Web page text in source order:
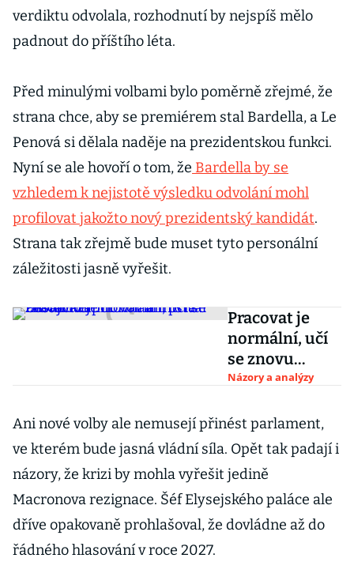
verdiktu odvolala, rozhodnutí by nejspíš mělo
padnout do příštího léta.
Před minulými volbami bylo poměrně zřejmé, že
strana chce, aby se premiérem stal Bardella, a Le
Penová si dělala naděje na prezidentskou funkci.
Nyní se ale hovoří o tom, že Bardella by se
vzhledem k nejistotě výsledku odvolání mohl
profilovat jakožto nový prezidentský kandidát.
Strana tak zřejmě bude muset tyto personální
záležitosti jasně vyřešit.
Pracovat je
normální, učí
se znovu
Němci. Volná
zaplňovat ani
příval
Ukrajinců
Názory a analýzy
Ani nové volby ale nemusejí přinést parlament,
ve kterém bude jasná vládní síla. Opět tak padají i
názory, že krizi by mohla vyřešit jedině
Macronova rezignace. Šéf Elysejského paláce ale
dříve opakovaně prohlašoval, že dovládne až do
řádného hlasování v roce 2027.